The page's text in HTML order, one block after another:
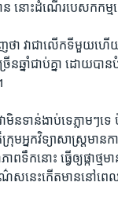
ាន នោះ​ដំណើរ​បេសកក
ើញ​ថា វា​ជា​លើក​ទី​មួយ​
ឆ្នាំ​ជាប់​គ្នា ដោយ​បា
ទាន់ងាប់​ទេ​ភ្លាមៗ​ទេ
អ្នក​វិទ្យាសាស្ត្រ​មាន​
ោះ ធ្វើ​ឲ្យ​ផ្កាថ្ម​មា
នេះ​កើត​មាន​នៅ​ពេល​